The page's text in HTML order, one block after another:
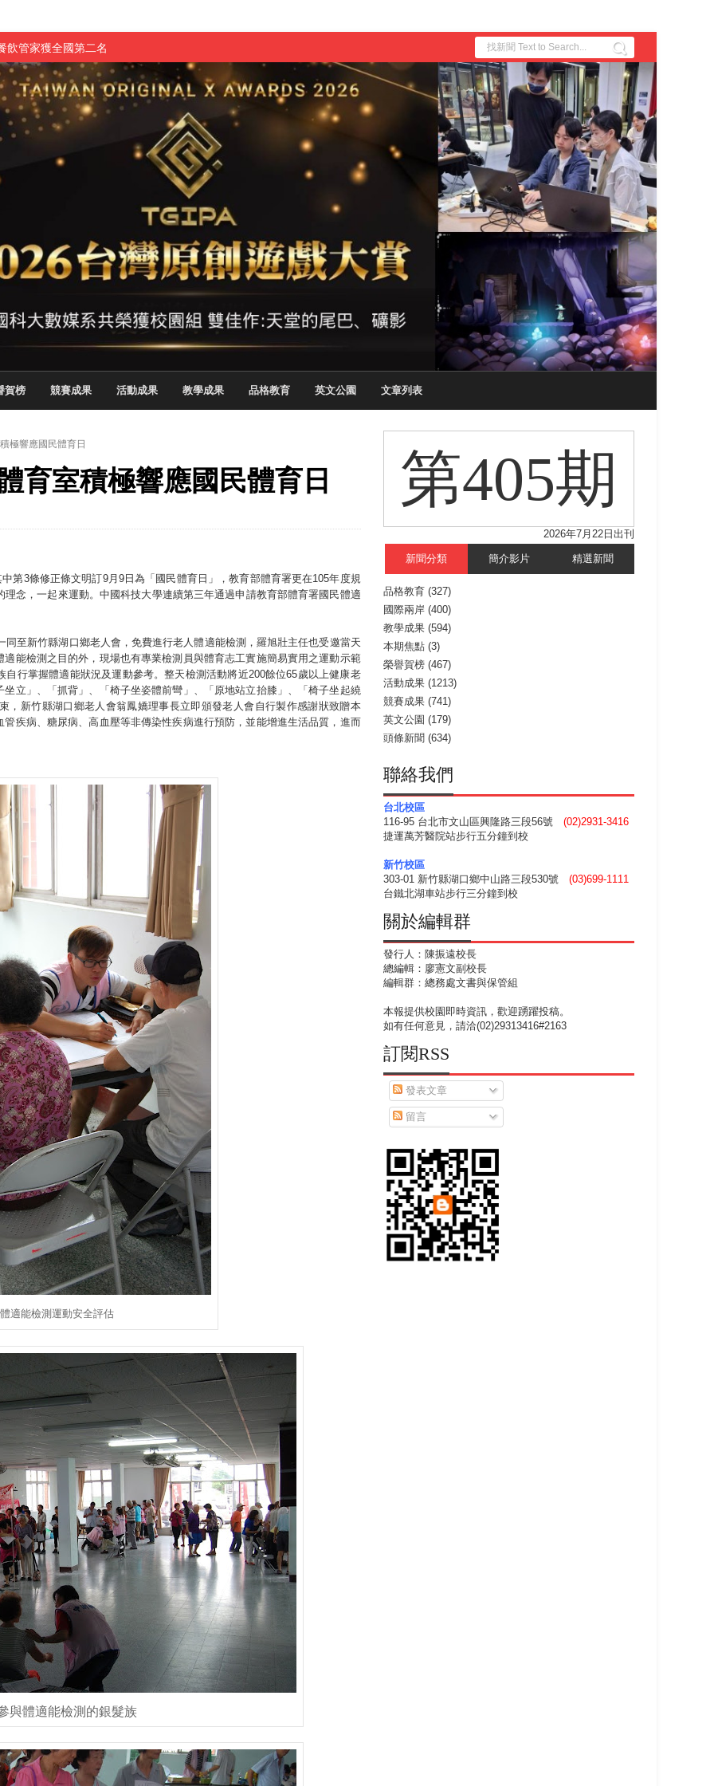
飲管家獲全國第二名
與青年學子溫馨對談 傳遞品格與智慧力量
生蛻變成金融新星
燃爆傳統與現代
遊戲大賞雙佳作
專廣播詞競賽英文組佳作
比賽」成績出爐
」 點亮智慧金融時代的跨域新局
索金融實習優勢
影展最高榮譽白金獎
戲抱回金點新秀獎
2026 TSID 提出具體舊建築再利用提案
校院電腦動畫競賽嶄露頭角
賀榜 競賽成果 活動成果 教學成果 品格教育 英文公園 文章列表
極響應國民體育日
育室積極響應國民體育日
第3條修正條文明訂9月9日為「國民體育日」，教育部體育署更在105年度規
念，一起來運動。中國科技大學連續第三年通過申請教育部體育署國民體適
至新竹縣湖口鄉老人會，免費進行老人體適能檢測，羅旭壯主任也受邀當天
能檢測之目的外，現場也有專業檢測員與體育志工實施簡易實用之運動示範
行掌握體適能狀況及運動參考。整天檢測活動將近200餘位65歲以上健康老
立」、「抓背」、「椅子坐姿體前彎」、「原地站立抬膝」、「椅子坐起繞
，新竹縣湖口鄉老人會翁鳳嬌理事長立即頒發老人會自行製作感謝狀致贈本
疾病、糖尿病、高血壓等非傳染性疾病進行預防，並能增進生活品質，進而
適能檢測運動安全評估
與體適能檢測的銀髮族
第405期
2026年7月22日出刊
新聞分類 簡介影片 精選新聞
品格教育 (327)
國際兩岸 (400)
教學成果 (594)
本期焦點 (3)
榮譽賀榜 (467)
活動成果 (1213)
競賽成果 (741)
英文公園 (179)
頭條新聞 (634)
聯絡我們
台北校區
116-95 台北市文山區興隆路三段56號 (02)2931-3416
捷運萬芳醫院站步行五分鐘到校
新竹校區
303-01 新竹縣湖口鄉中山路三段530號 (03)699-1111
台鐵北湖車站步行三分鐘到校
關於編輯群
發行人：陳振遠校長
總編輯：廖憲文副校長
編輯群：總務處文書與保管組
本報提供校園即時資訊，歡迎踴躍投稿。
如有任何意見，請洽(02)29313416#2163
訂閱RSS
發表文章
留言